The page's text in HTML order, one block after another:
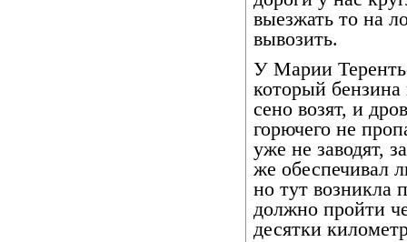
выезжать то на
вывозить.
У Марии
который
сено возят, и
горючего не
уже не заводят,
же обеспечивал
но тут возникла
должно пройти
десятки